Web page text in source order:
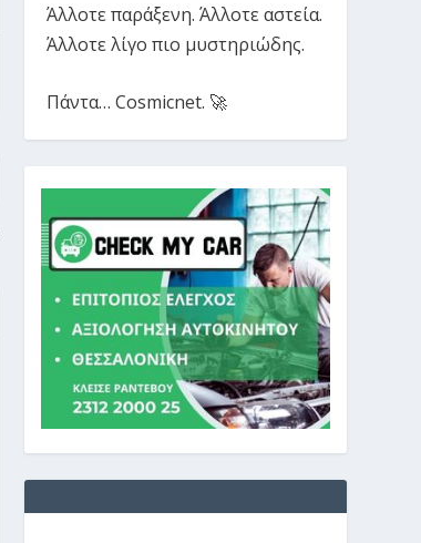
Άλλοτε παράξενη. Άλλοτε αστεία.
Άλλοτε λίγο πιο μυστηριώδης.
Πάντα… Cosmicnet. 🚀